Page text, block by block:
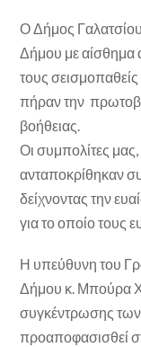
Ο Δήμος
Δήμου με αίσθημα
τους
πήραν την
βοήθειας.
Οι συμπολίτες
ανταποκρίθηκαν
δείχνοντας την
για το οποίο τους
Η υπεύθυνη του
Δήμου κ. Μπούρα
συγκέντρωσης
προαποφασισθεί